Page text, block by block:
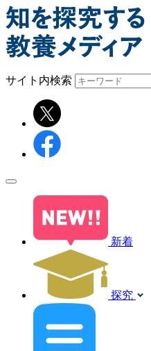
サイト内検索
新着
探究